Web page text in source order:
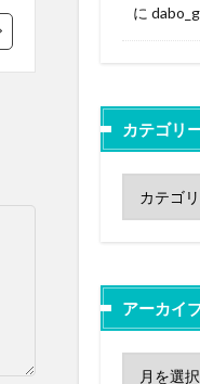
に
カテゴリ
アーカイ